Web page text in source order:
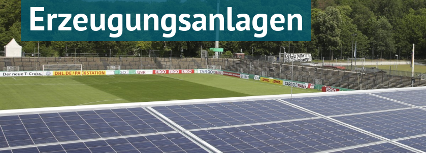
Erzeugungsanlagen